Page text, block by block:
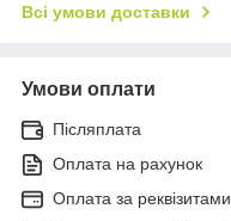
Всі умови доставки
Умови оплати
Післяплата
Оплата на рахунок
Оплата за реквізитами